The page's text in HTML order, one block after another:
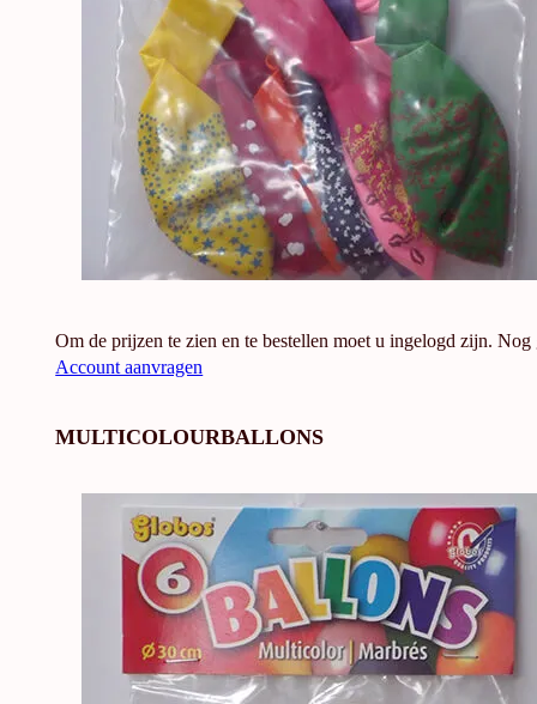
Om de prijzen te zien en te bestellen moet u ingelogd zijn. Nog
Account aanvragen
MULTICOLOURBALLONS